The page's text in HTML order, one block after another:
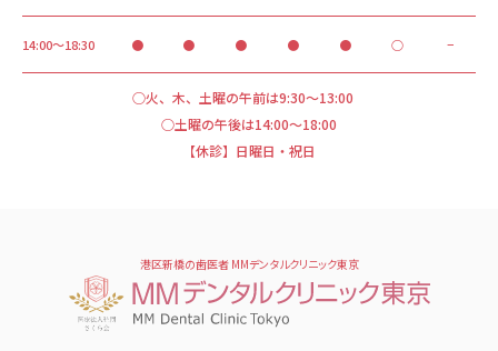
14:00～18:30 ● ● ● ● ● ○ −
○火、木、土曜の午前は9:30～13:00
○土曜の午後は14:00～18:00
【休診】日曜日・祝日
港区新橋の歯医者 MMデンタルクリニック東京